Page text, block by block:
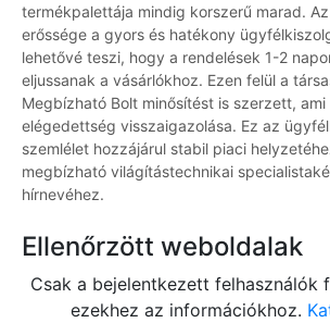
termékpalettája mindig korszerű marad.
erőssége a gyors és hatékony
lehetővé teszi, hogy a rendelések 1-2
eljussanak a vásárlókhoz. Ezen felül a
Megbízható Bolt minősítést is szerzett, ami
elégedettség visszaigazolása. Ez az
szemlélet hozzájárul stabil piaci
megbízható világítástechnikai
hírnevéhez.
Ellenőrzött weboldalak
Csak a bejelentkezett felhasználók
ezekhez az információkhoz.